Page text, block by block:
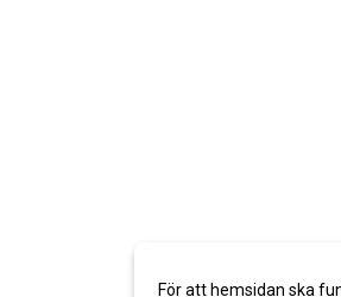
För att hemsidan ska